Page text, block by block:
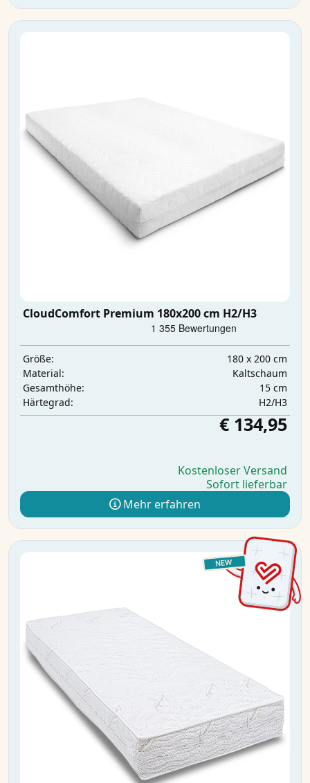
CloudComfort Premium 180x200 cm H2/H3
Größe:
180 x 200 cm
Material:
Kaltschaum
Gesamthöhe:
15 cm
Härtegrad:
H2/H3
€ 134,95
Kostenloser Versand
Sofort lieferbar
Mehr erfahren